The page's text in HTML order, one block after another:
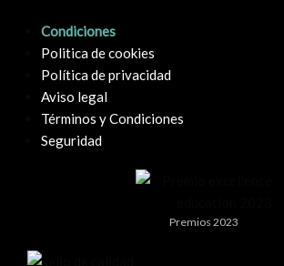
Condiciones
Politica de cookies
Política de privacidad
Aviso legal
Términos y Condiciones
Seguridad
Premios 2023